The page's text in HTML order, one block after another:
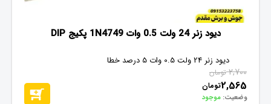
دیود زنر 24 ولت 0.5 وات 1N4749 پکیج DIP
دیود زنر 24 ولت 0.5 وات 5 درصد خطا
2,700 تومان
2,565تومان
وضعیت: موجود